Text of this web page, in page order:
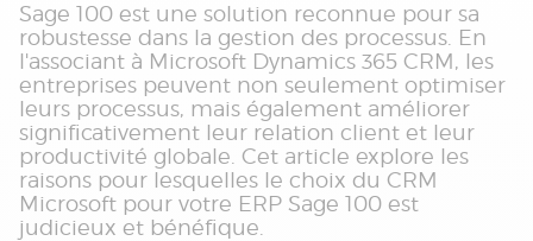
Sage 100 est une solution reconnue pour sa
robustesse dans la gestion des processus. En
l'associant à Microsoft Dynamics 365 CRM, les
entreprises peuvent non seulement optimiser
leurs processus, mais également améliorer
significativement leur relation client et leur
productivité globale. Cet article explore les
raisons pour lesquelles le choix du CRM
Microsoft pour votre ERP Sage 100 est
judicieux et bénéfique.